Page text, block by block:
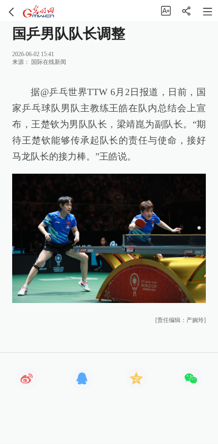
国乒男队队长调整
2026-06-02 15:41
来源：
国际在线新闻
据@乒乓世界TTW 6月2日报道，日前，国
家乒乓球队男队主教练王皓在队内总结会上宣
布，王楚钦为男队队长，梁靖崑为副队长。“期
待王楚钦能够传承起队长的责任与使命，接好
马龙队长的接力棒。”王皓说。
[责任编辑：产婉玲]